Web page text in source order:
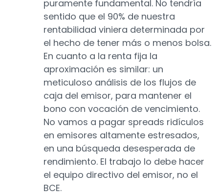
puramente fundamental. No tendría
sentido que el 90% de nuestra
rentabilidad viniera determinada por
el hecho de tener más o menos bolsa.
En cuanto a la renta fija la
aproximación es similar: un
meticuloso análisis de los flujos de
caja del emisor, para mantener el
bono con vocación de vencimiento.
No vamos a pagar spreads ridículos
en emisores altamente estresados,
en una búsqueda desesperada de
rendimiento. El trabajo lo debe hacer
el equipo directivo del emisor, no el
BCE.